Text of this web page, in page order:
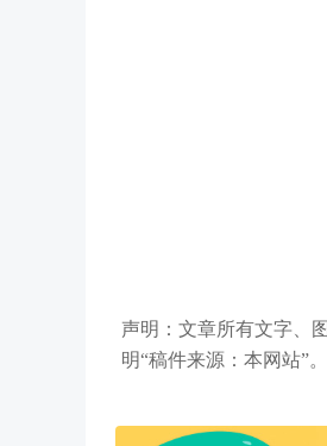
声明：文章所有文字、
明“稿件来源：本网站”。